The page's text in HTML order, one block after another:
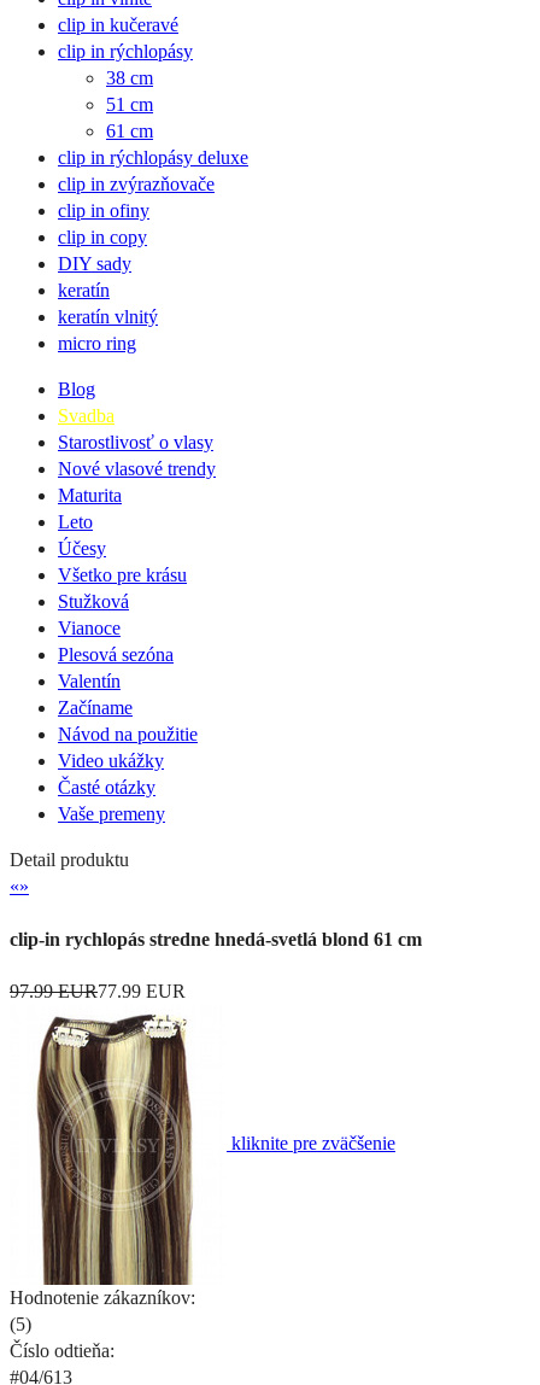
clip in kučeravé
clip in rýchlopásy
38 cm
51 cm
61 cm
clip in rýchlopásy deluxe
clip in zvýrazňovače
clip in ofiny
clip in copy
DIY sady
keratín
keratín vlnitý
micro ring
Blog
Svadba
Starostlivosť o vlasy
Nové vlasové trendy
Maturita
Leto
Účesy
Všetko pre krásu
Stužková
Vianoce
Plesová sezóna
Valentín
Začíname
Návod na použitie
Video ukážky
Časté otázky
Vaše premeny
Detail produktu
«»
clip-in rychlopás stredne hnedá-svetlá blond 61 cm
97.99 EUR77.99 EUR
kliknite pre zväčšenie
Hodnotenie zákazníkov:
(5)
Číslo odtieňa:
#04/613